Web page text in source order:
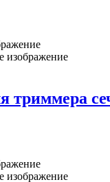
триммера